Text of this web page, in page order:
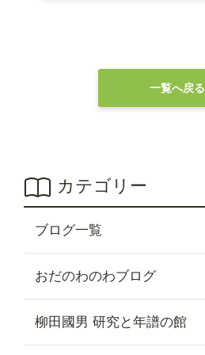
一覧へ戻る
カテゴリー
ブログ一覧
おだのわのわブログ
柳田國男 研究と年譜の館